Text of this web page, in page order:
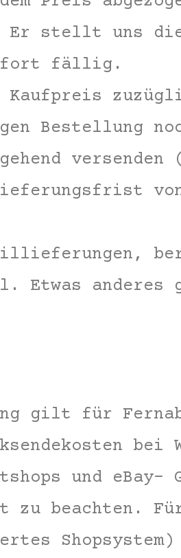
Er stellt uns
fällig.
Bestellung
von
Etwas
gilt für
und
zu beachten.